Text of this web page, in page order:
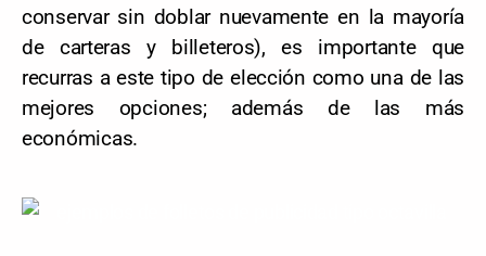
conservar sin doblar nuevamente en la mayoría
de carteras y billeteros), es importante que
recurras a este tipo de elección como una de las
mejores opciones; además de las más
económicas.